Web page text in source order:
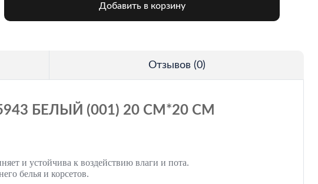
Добавить в корзину
Отзывов (0)
БЕЛЫЙ (001) 20 СМ*20 СМ
и устойчива к воздействию влаги и пота.
белья и корсетов.